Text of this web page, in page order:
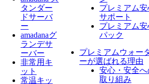
タンダー
ドサーバ
ー
amadanaグ
ランデサ
ーバー
非常用キ
ット
常温キッ
プレミアム安
サポート
プレミアム安
パック
プレミアムウォー
ーが選ばれる理由
安心・安全へ
取り組み